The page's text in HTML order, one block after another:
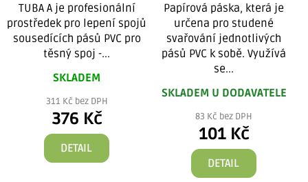
TUBA A je profesionální
prostředek pro lepení spojů
sousedících pásů PVC pro
těsný spoj -...
SKLADEM
311 Kč bez DPH
376 Kč
DETAIL
Papírová páska, která je
určena pro studené
svařování jednotlivých
pásů PVC k sobě. Využívá
se...
SKLADEM U DODAVATELE
83 Kč bez DPH
101 Kč
DETAIL